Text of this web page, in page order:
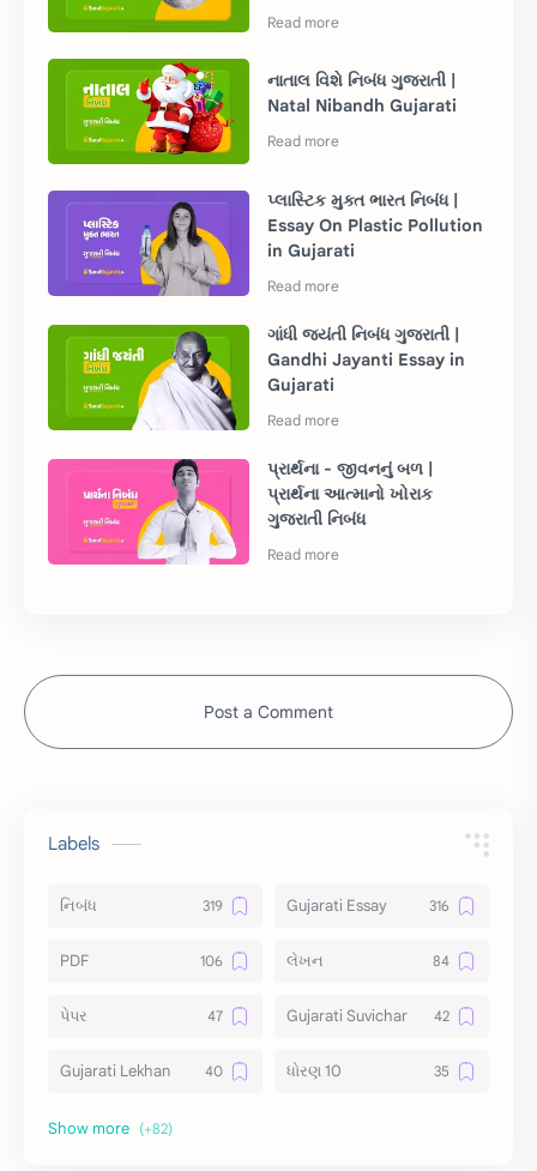
નાતાલ વિશે નિબંધ ગુજરાતી |
Natal Nibandh Gujarati
પ્લાસ્ટિક મુક્ત ભારત નિબંધ |
Essay On Plastic Pollution
in Gujarati
ગાંધી જયંતી નિબંધ ગુજરાતી |
Gandhi Jayanti Essay in
Gujarati
પ્રાર્થના - જીવનનું બળ |
પ્રાર્થના આત્માનો ખોરાક
ગુજરાતી નિબંધ
Post a Comment
Labels
નિબંધ Gujarati Essay
PDF લેખન
પેપર Gujarati Suvichar
Gujarati Lekhan ધોરણ 10
અર્થ વિસ્તાર